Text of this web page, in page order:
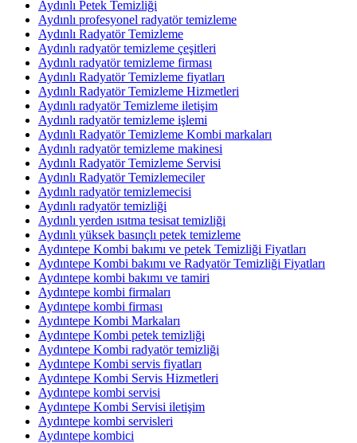
Aydınlı Petek Temizliği
Aydınlı profesyonel radyatör temizleme
Aydınlı Radyatör Temizleme
Aydınlı radyatör temizleme çeşitleri
Aydınlı radyatör temizleme firması
Aydınlı Radyatör Temizleme fiyatları
Aydınlı Radyatör Temizleme Hizmetleri
Aydınlı radyatör Temizleme iletişim
Aydınlı radyatör temizleme işlemi
Aydınlı Radyatör Temizleme Kombi markaları
Aydınlı radyatör temizleme makinesi
Aydınlı Radyatör Temizleme Servisi
Aydınlı Radyatör Temizlemeciler
Aydınlı radyatör temizlemecisi
Aydınlı radyatör temizliği
Aydınlı yerden ısıtma tesisat temizliği
Aydınlı yüksek basınçlı petek temizleme
Aydıntepe Kombi bakımı ve petek Temizliği Fiyatları
Aydıntepe Kombi bakımı ve Radyatör Temizliği Fiyatları
Aydıntepe kombi bakımı ve tamiri
Aydıntepe kombi firmaları
Aydıntepe kombi firması
Aydıntepe Kombi Markaları
Aydıntepe Kombi petek temizliği
Aydıntepe Kombi radyatör temizliği
Aydıntepe Kombi servis fiyatları
Aydıntepe Kombi Servis Hizmetleri
Aydıntepe kombi servisi
Aydıntepe Kombi Servisi iletişim
Aydıntepe kombi servisleri
Aydıntepe kombici